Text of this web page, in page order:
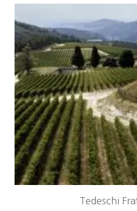
Tedeschi